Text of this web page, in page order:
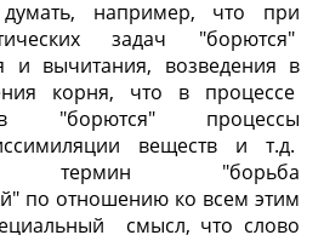
например, что при
задач "борются"
и вычитания, возведения в
корня, что в процессе
"борются" процессы
веществ и т.д.
термин "борьба
по отношению ко всем этим
смысл, что слово